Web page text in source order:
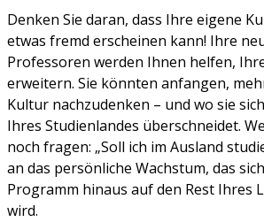
Denken Sie daran, dass Ihre eigene
etwas fremd erscheinen kann! Ihre
Professoren werden Ihnen helfen,
erweitern. Sie könnten anfangen,
Kultur nachzudenken – und wo sie
Ihres Studienlandes überschneidet.
noch fragen: „Soll ich im Ausland
an das persönliche Wachstum, das
Programm hinaus auf den Rest Ihres
wird.